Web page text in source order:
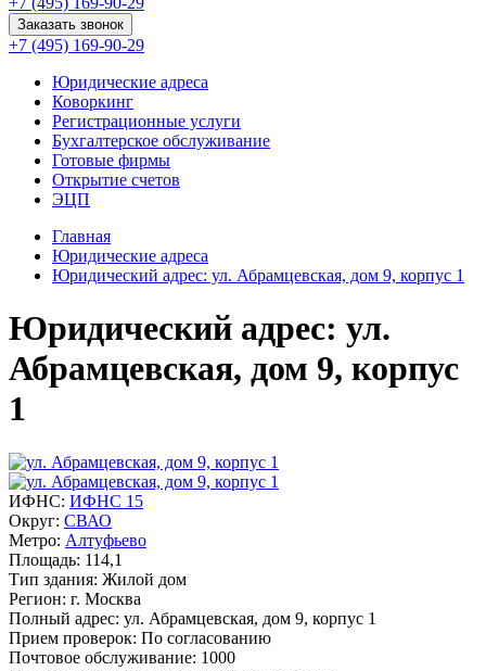
Заказать звонок
+7 (495) 169-90-29
Юридические адреса
Коворкинг
Регистрационные услуги
Бухгалтерское обслуживание
Готовые фирмы
Открытие счетов
ЭЦП
Главная
Юридические адреса
Юридический адрес: ул. Абрамцевская, дом 9, корпус 1
Юридический адрес: ул.
Абрамцевская, дом 9, корпус
1
ИФНС: ИФНС 15
Округ: СВАО
Метро: Алтуфьево
Площадь: 114,1
Тип здания: Жилой дом
Регион: г. Москва
Полный адрес: ул. Абрамцевская, дом 9, корпус 1
Прием проверок: По согласованию
Почтовое обслуживание: 1000